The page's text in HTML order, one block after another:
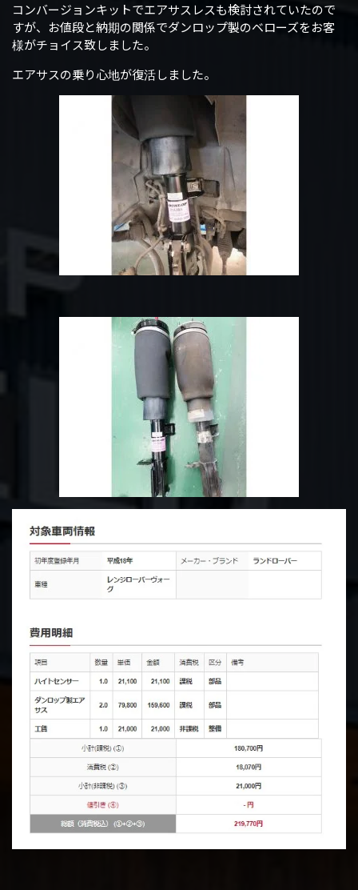
コンバージョンキットでエアサスレスも検討されていたので
すが、お値段と納期の関係でダンロップ製のベローズをお客
様がチョイス致しました。
エアサスの乗り心地が復活しました。